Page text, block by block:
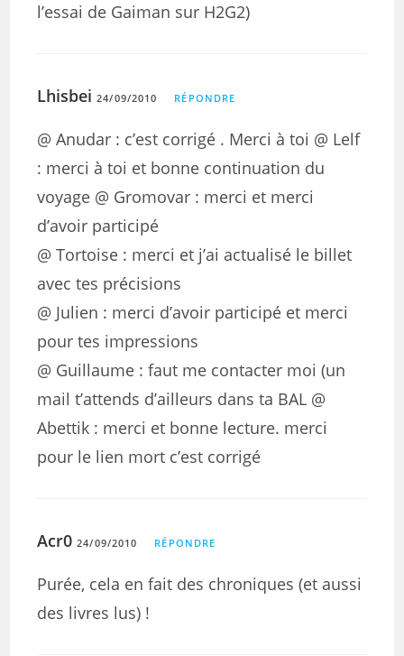
l’essai de Gaiman sur H2G2)
Lhisbei 24/09/2010 RÉPONDRE
@ Anudar : c’est corrigé . Merci à toi @ Lelf
: merci à toi et bonne continuation du
voyage @ Gromovar : merci et merci
d’avoir participé
@ Tortoise : merci et j’ai actualisé le billet
avec tes précisions
@ Julien : merci d’avoir participé et merci
pour tes impressions
@ Guillaume : faut me contacter moi (un
mail t’attends d’ailleurs dans ta BAL @
Abettik : merci et bonne lecture. merci
pour le lien mort c’est corrigé
Acr0 24/09/2010 RÉPONDRE
Purée, cela en fait des chroniques (et aussi
des livres lus) !